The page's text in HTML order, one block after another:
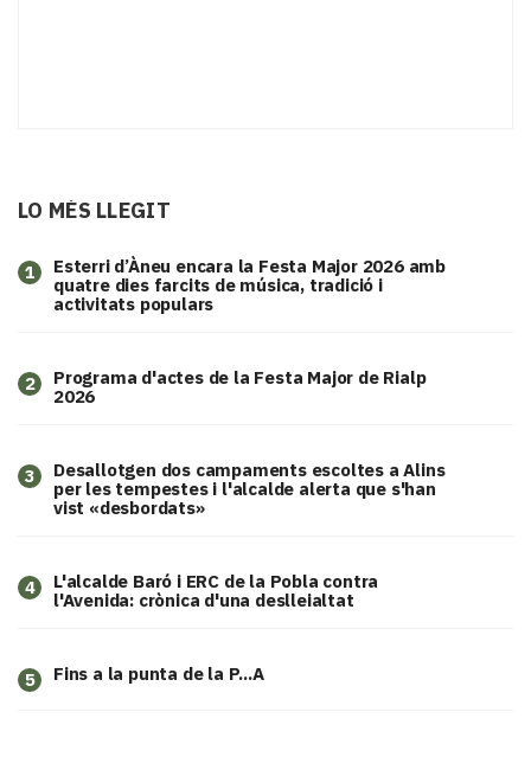
LO MÉS LLEGIT
1
Esterri d’Àneu encara la Festa Major 2026 amb
quatre dies farcits de música, tradició i
activitats populars
2
Programa d'actes de la Festa Major de Rialp
2026
3
​Desallotgen dos campaments escoltes a Alins
per les tempestes i l'alcalde alerta que s'han
vist «desbordats»
4
L'alcalde Baró i ERC de la Pobla contra
l'Avenida: crònica d'una deslleialtat
5 Fins a la punta de la P...A